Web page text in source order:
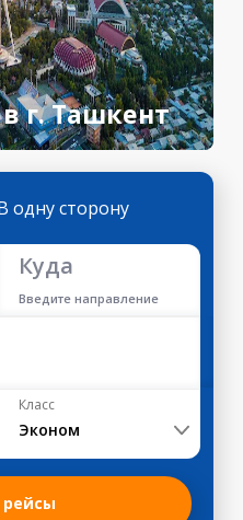
г. Ташкент
одну сторону
Куда
Введите направление
Класс
Эконом
рейсы